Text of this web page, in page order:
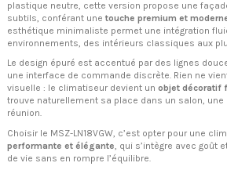
plastique neutre, cette version propose une
subtils, conférant une touche premium et
esthétique minimaliste permet une intégration
environnements, des intérieurs classiques aux
Le design épuré est accentué par des lignes
une interface de commande discrète. Rien ne
visuelle : le climatiseur devient un objet décoratif
trouve naturellement sa place dans un salon,
réunion.
Choisir le MSZ-LN18VGW, c’est opter pour une
performante et élégante , qui s’intègre avec goût
de vie sans en rompre l’équilibre.